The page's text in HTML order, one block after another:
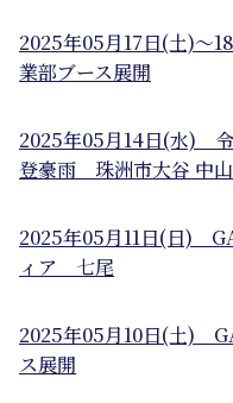
2025年05月17日(土)
業部ブース展開
2025年05月14日(水)
登豪雨 珠洲市大谷 中
2025年05月11日(日)
ィア 七尾
2025年05月10日(土)
ス展開